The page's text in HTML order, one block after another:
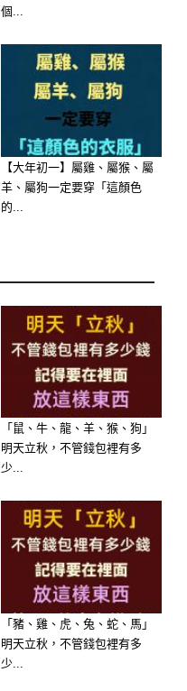
個...
【大年初一】屬雞、屬猴、屬
羊、屬狗一定要穿「這顏色
的...
「鼠、牛、龍、羊、猴、狗」
明天立秋，不管錢包裡有多
少...
「豬、雞、虎、兔、蛇、馬」
明天立秋，不管錢包裡有多
少...